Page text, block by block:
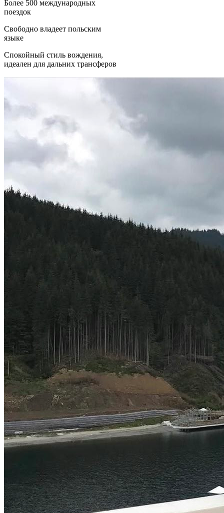
Более 500 международных
поездок
Свободно владеет польским
языке
Спокойный стиль вождения,
идеален для дальних трансферов